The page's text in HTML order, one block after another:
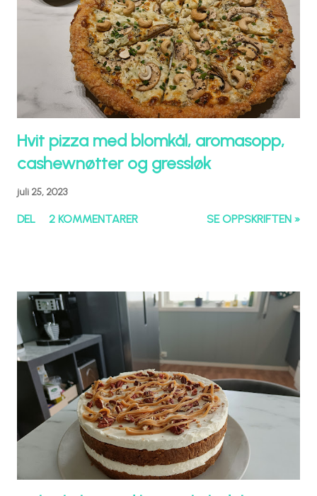
Hvit pizza med blomkål, aromasopp,
cashewnøtter og gressløk
juli 25, 2023
DEL 2 KOMMENTARER SE OPPSKRIFTEN »